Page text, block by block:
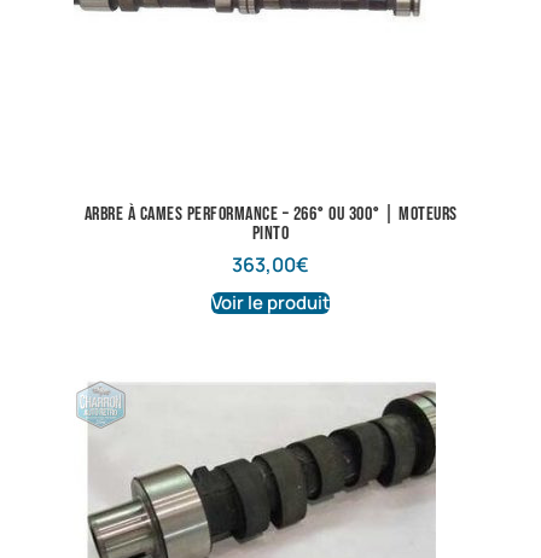
Arbre à cames performance – 266° ou 300° | Moteurs
Pinto
363,00€
Voir le produit